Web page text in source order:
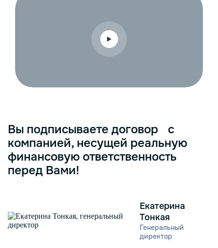
Вы подписываете договор с
компанией, несущей реальную
финансовую ответственность
перед Вами!
Екатерина
Тонкая
Генеральный
директор